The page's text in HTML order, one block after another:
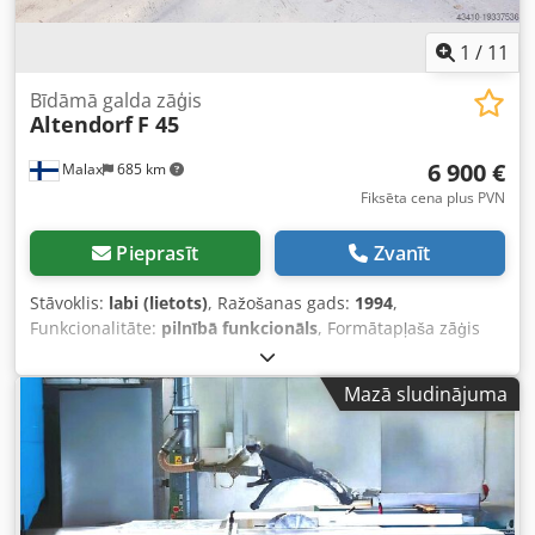
1 / 11
Malax 685 km
Bīdāmā galda zāģis
Altendorf F 45
6 900 €
Fiksēta cena plus PVN
Pieprasīt Zvanīt
Stāvoklis: labi (lietots), Ražošanas gads: 1994,
Funkcionalitāte: pilnībā funkcionāls, Formātapļaša zāģis
Altendorf F 45 Ražošanas gads: 1994 Sērijas numurs:
94.09-172 Ražotājs: Wilhelm Altendorf GmbH & Co. KG
Vispārīga informācija Mašīnas tips: Formātapļaša zāģis
Izpildījums: Bez priekšskrējēja Tehniskie dati: - Alumīnija
slīdošais galds: 3000 mm - Maksimālais galvenā zāģa
asmens diametrs: 450 mm (ieteicams: 300–350 mm
standarta darbiem) - Griešanas augstums pie 90°: līdz
apm. 150 mm (atkarībā no asmens diametra) - Griešanas
Mazā sludinājuma